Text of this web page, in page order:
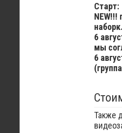
Старт:
NEW!!!
наборк.
6
мы
6
Также